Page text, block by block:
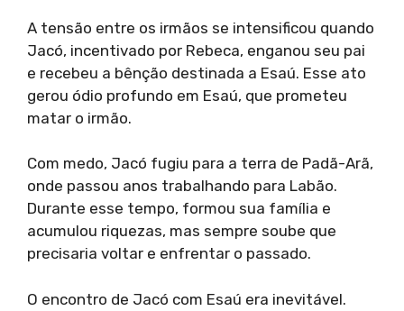
A tensão entre os irmãos se intensificou quando
Jacó, incentivado por Rebeca, enganou seu pai
e recebeu a bênção destinada a Esaú. Esse ato
gerou ódio profundo em Esaú, que prometeu
matar o irmão.
Com medo, Jacó fugiu para a terra de Padã-Arã,
onde passou anos trabalhando para Labão.
Durante esse tempo, formou sua família e
acumulou riquezas, mas sempre soube que
precisaria voltar e enfrentar o passado.
O encontro de Jacó com Esaú era inevitável.